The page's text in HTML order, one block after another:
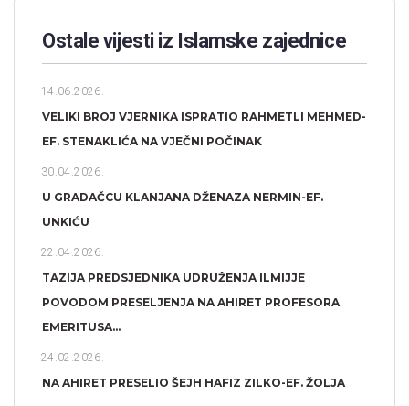
Ostale vijesti iz Islamske zajednice
14.06.2026.
VELIKI BROJ VJERNIKA ISPRATIO RAHMETLI MEHMED-
EF. STENAKLIĆA NA VJEČNI POČINAK
30.04.2026.
U GRADAČCU KLANJANA DŽENAZA NERMIN-EF.
UNKIĆU
22.04.2026.
TAZIJA PREDSJEDNIKA UDRUŽENJA ILMIJJE
POVODOM PRESELJENJA NA AHIRET PROFESORA
EMERITUSA...
24.02.2026.
NA AHIRET PRESELIO ŠEJH HAFIZ ZILKO-EF. ŽOLJA